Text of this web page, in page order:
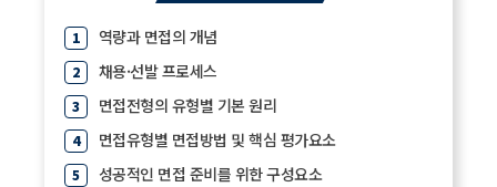
역량과 면접의 개념
채용·선발 프로세스
면접전형의 유형별 기본 원리
면접유형별 면접방법 및 핵심 평가요소
성공적인 면접 준비를 위한 구성요소